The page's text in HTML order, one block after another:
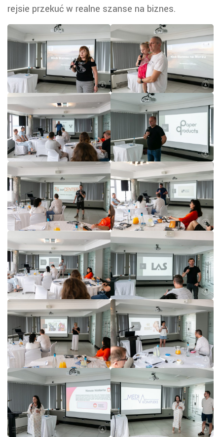
rejsie przekuć w realne szanse na biznes.